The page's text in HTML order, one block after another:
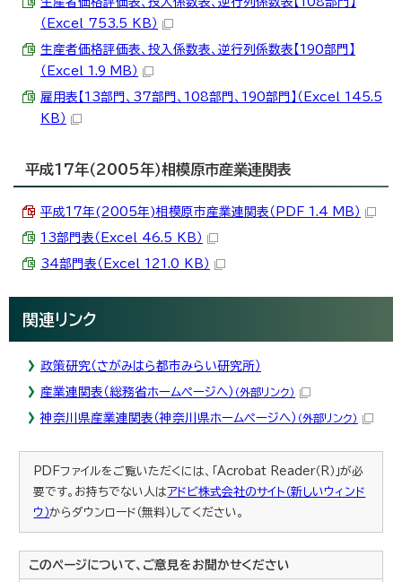
（Excel 753.5 KB）
生産者価格評価表、投入係数表、逆行列係数表【190部門】
（Excel 1.9 MB）
雇用表【13部門、37部門、108部門、190部門】（Excel 145.5
KB）
平成17年（2005年）相模原市産業連関表
平成17年(2005年)相模原市産業連関表（PDF 1.4 MB）
13部門表（Excel 46.5 KB）
34部門表（Excel 121.0 KB）
関連リンク
政策研究（さがみはら都市みらい研究所）
産業連関表（総務省ホームページへ） （外部リンク）
神奈川県産業連関表（神奈川県ホームページへ） （外部リンク）
PDFファイルをご覧いただくには、「Acrobat Reader（R）」が必
要です。お持ちでない人はアドビ株式会社のサイト（新しいウィンド
ウ）からダウンロード（無料）してください。
このページについて、ご意見をお聞かせください